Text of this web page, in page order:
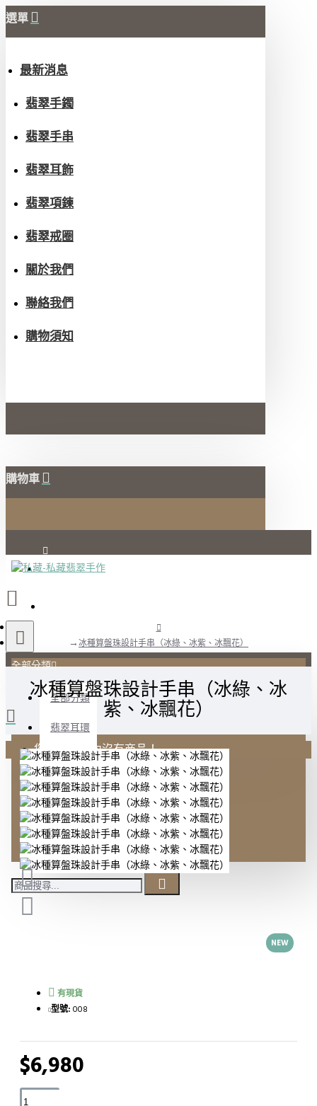
選單
最新消息
翡翠手鐲
翡翠手串
翡翠耳飾
翡翠項鍊
翡翠戒圈
關於我們
聯絡我們
購物須知
購物車
會員登入
全部分類
全部分類
翡翠耳環
翡翠項鍊
翡翠戒圈
翡翠手串
翡翠手鐲
您的購物車內沒有商品！
冰種算盤珠設計手串（冰綠、冰紫、冰飄花）
冰種算盤珠設計手串（冰綠、冰
紫、冰飄花）
NEW
$6,980
有現貨
型號: 008